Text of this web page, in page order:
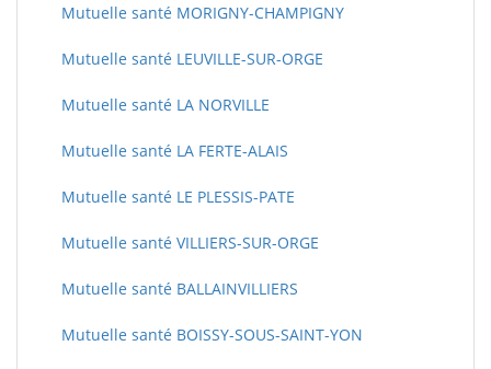
Mutuelle santé MORIGNY-CHAMPIGNY
Mutuelle santé LEUVILLE-SUR-ORGE
Mutuelle santé LA NORVILLE
Mutuelle santé LA FERTE-ALAIS
Mutuelle santé LE PLESSIS-PATE
Mutuelle santé VILLIERS-SUR-ORGE
Mutuelle santé BALLAINVILLIERS
Mutuelle santé BOISSY-SOUS-SAINT-YON